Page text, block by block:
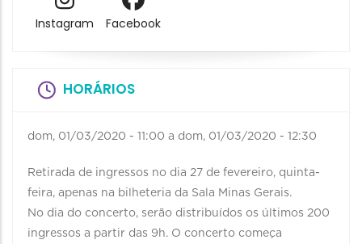
Instagram Facebook
HORÁRIOS
dom, 01/03/2020 - 11:00 a dom, 01/03/2020 - 12:30
Retirada de ingressos no dia 27 de fevereiro, quinta-
feira, apenas na bilheteria da Sala Minas Gerais.
No dia do concerto, serão distribuídos os últimos 200
ingressos a partir das 9h. O concerto começa